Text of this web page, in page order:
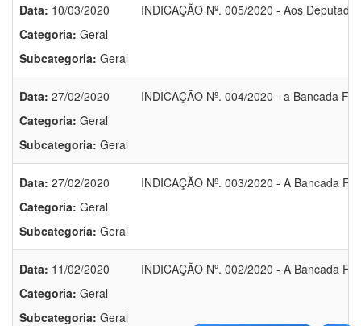
Data: 10/03/2020
Categoria: Geral
Subcategoria: Geral
INDICAÇÃO Nº. 005/2020 - Aos
Data: 27/02/2020
Categoria: Geral
Subcategoria: Geral
INDICAÇÃO Nº. 004/2020 - a Bancada
Data: 27/02/2020
Categoria: Geral
Subcategoria: Geral
INDICAÇÃO Nº. 003/2020 - A Bancada
Data: 11/02/2020
Categoria: Geral
Subcategoria: Geral
INDICAÇÃO Nº. 002/2020 - A Bancada